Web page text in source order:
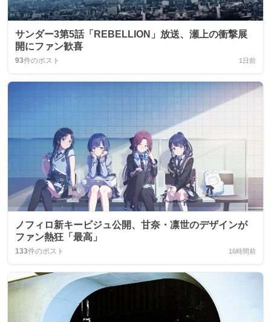
サンダー3第5話「REBELLION」放送、瀬上の衝撃展
開にファン歓喜
93件のポスト 1日前
ノフィロ新キービジュ公開、甘奈・凛世のデザインが
ファン熱狂「最高」
133件のポスト 16時間前